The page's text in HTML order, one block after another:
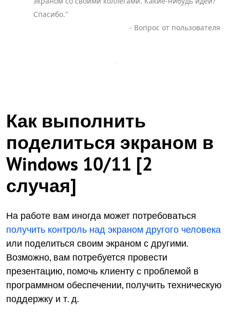
Спасибо."
- Вопрос от пользователя
Как выполнить
поделиться экраном в
Windows 10/11 [2
случая]
На работе вам иногда может потребоваться
получить контроль над экраном другого человека
или поделиться своим экраном с другими.
Возможно, вам потребуется провести
презентацию, помочь клиенту с проблемой в
программном обеспечении, получить техническую
поддержку и т. д.